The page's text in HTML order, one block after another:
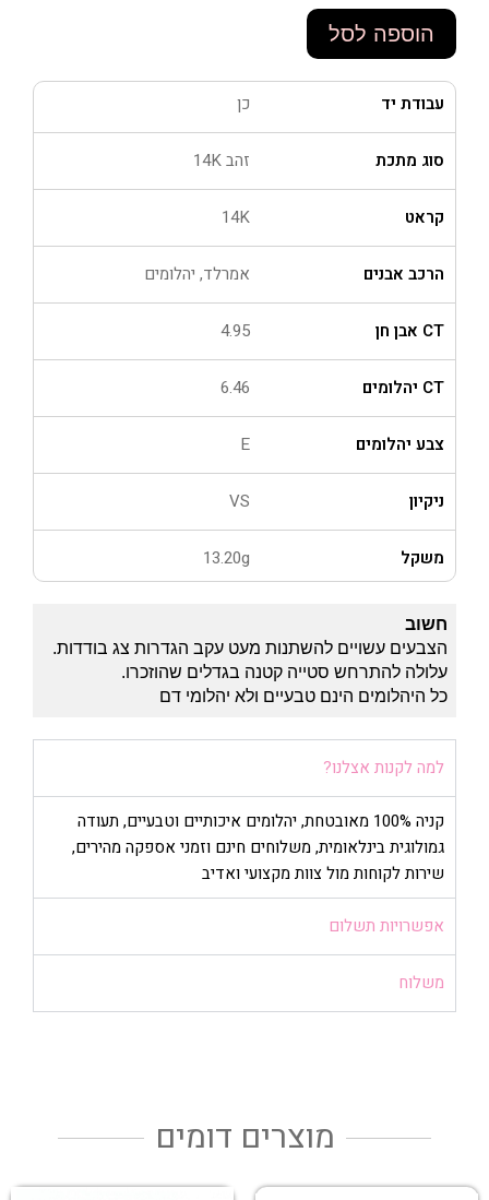
הוספה לסל
עבודת יד כן
סוג מתכת זהב 14K
קראט 14K
הרכב אבנים אמרלד, יהלומים
CT אבן חן 4.95
CT יהלומים 6.46
צבע יהלומים E
ניקיון VS
משקל 13.20g
חשוב
הצבעים עשויים להשתנות מעט עקב הגדרות צג בודדות.
עלולה להתרחש סטייה קטנה בגדלים שהוזכרו.
כל היהלומים הינם טבעיים ולא יהלומי דם
למה לקנות אצלנו?
קניה 100% מאובטחת, יהלומים איכותיים וטבעיים, תעודה
גמולוגית בינלאומית, משלוחים חינם וזמני אספקה מהירים,
שירות לקוחות מול צוות מקצועי ואדיב
אפשרויות תשלום
משלוח
מוצרים דומים